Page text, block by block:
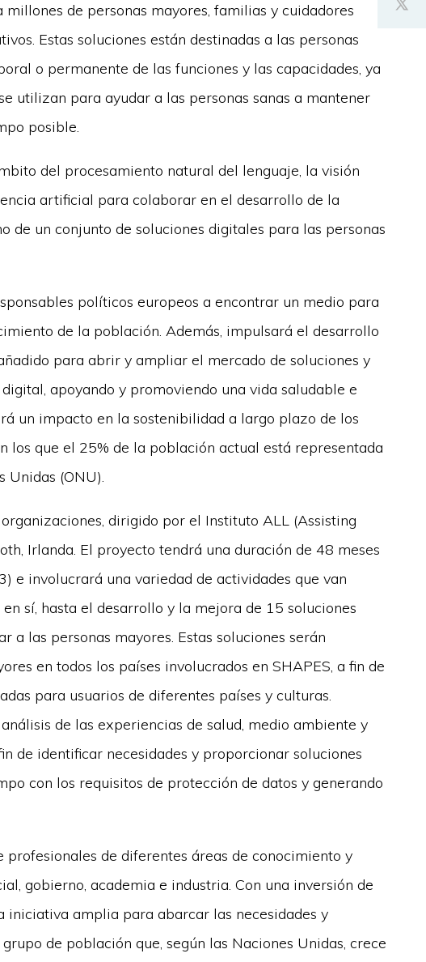
de personas mayores, familias y cuidadores
Estas soluciones están destinadas a las personas
o permanente de las funciones y las capacidades, ya
utilizan para ayudar a las personas sanas a mantener
posible.
del procesamiento natural del lenguaje, la visión
artificial para colaborar en el desarrollo de la
de un conjunto de soluciones digitales para las personas
políticos europeos a encontrar un medio para
de la población. Además, impulsará el desarrollo
para abrir y ampliar el mercado de soluciones y
apoyando y promoviendo una vida saludable e
un impacto en la sostenibilidad a largo plazo de los
los que el 25% de la población actual está representada
Unidas (ONU).
dirigido por el Instituto ALL (Assisting
Irlanda. El proyecto tendrá una duración de 48 meses
e involucrará una variedad de actividades que van
sí, hasta el desarrollo y la mejora de 15 soluciones
a las personas mayores. Estas soluciones serán
en todos los países involucrados en SHAPES, a fin de
para usuarios de diferentes países y culturas.
de las experiencias de salud, medio ambiente y
de identificar necesidades y proporcionar soluciones
con los requisitos de protección de datos y generando
de diferentes áreas de conocimiento y
gobierno, academia e industria. Con una inversión de
iniciativa amplia para abarcar las necesidades y
de población que, según las Naciones Unidas, crece